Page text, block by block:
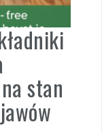
stan